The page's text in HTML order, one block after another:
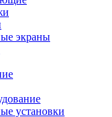
экраны
установки